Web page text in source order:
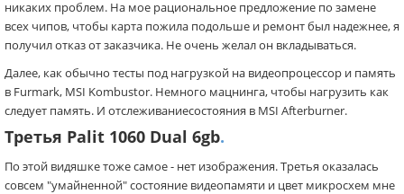
никаких проблем. На мое рациональное предложение по замене
всех чипов, чтобы карта пожила подольше и ремонт был надежнее, я
получил отказ от заказчика. Не очень желал он вкладываться.
Далее, как обычно тесты под нагрузкой на видеопроцессор и память
в Furmark, MSI Kombustor. Немного мацнинга, чтобы нагрузить как
следует память. И отслеживаниесостояния в MSI Afterburner.
Третья Palit 1060 Dual 6gb.
По этой видяшке тоже самое - нет изображения. Третья оказалась
совсем "умайненной" состояние видеопамяти и цвет микросхем мне